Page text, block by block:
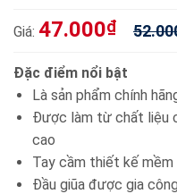
Giá: 47.000₫
Đặc điểm nổi bật
Là sản phẩm chính
Được làm từ chất liệu
cao
Tay cầm thiết kế
Đầu giũa được gia